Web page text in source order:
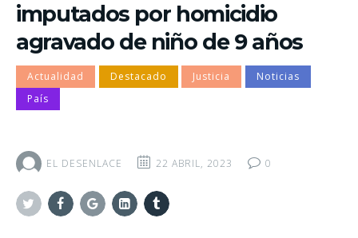
imputados por homicidio
agravado de niño de 9 años
Actualidad Destacado Justicia
Noticias
País
EL DESENLACE 22 ABRIL, 2023 0